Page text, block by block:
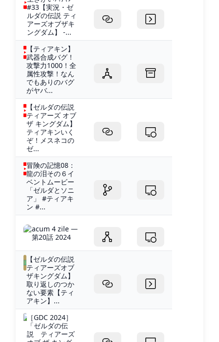
#33【実況・ゼ
ルダの伝説 ティ
アーズオブザキ
ングダム】 -...
【ティアキン】
武器合成バグ！
攻撃力1000！全
属性攻撃！なん
でもありのバグ
がヤバ...
【ゼルダの伝説
ティアーズ オブ
ザ キングダム】
ティアキンいく
ぞ！メスネコの
ゼ...
冒険の記憶08：
龍の泪その６イ
ベントムービー
「ゼルダとソニ
ア」 #ティアキ
ン #...
acum 4 zile —
第20話 2024
【ゼルダの伝説
ティアーズオブ
ザキングダム】
取り返しのつか
ない要素【ティ
アキン】...
［GDC 2024］
「ゼルダの伝
説 ティアーズ